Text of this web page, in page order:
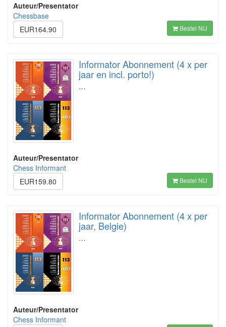
Auteur/Presentator
Chessbase
EUR164.90
Bestel NU
Informator Abonnement (4 x per
jaar en incl. porto!)
…
Auteur/Presentator
Chess Informant
EUR159.80
Bestel NU
Informator Abonnement (4 x per
jaar, Belgie)
…
Auteur/Presentator
Chess Informant